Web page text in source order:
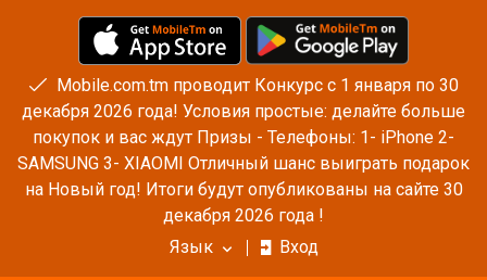
Mobile.com.tm проводит Конкурс с 1 января по 30
декабря 2026 года! Условия простые: делайте больше
покупок и вас ждут Призы - Телефоны: 1- iPhone 2-
SAMSUNG 3- XIAOMI Отличный шанс выиграть подарок
на Новый год! Итоги будут опубликованы на сайте 30
декабря 2026 года !
Язык
Вход